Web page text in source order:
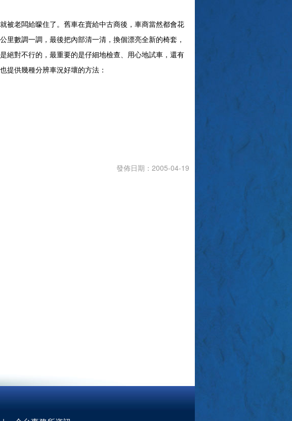
被老闆給矇住了。舊車在賣給中古商後，車商當然都會花
數調一調，最後把內部清一清，換個漂亮全新的椅套，
絕對不行的，最重要的是仔細地檢查、用心地試車，還有
提供幾種分辨車況好壞的方法：
發佈日期：2005-04-19